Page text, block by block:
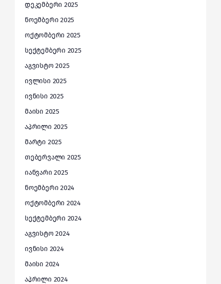
დეკემბერი 2025
ნოემბერი 2025
ოქტომბერი 2025
სექტემბერი 2025
აგვისტო 2025
ივლისი 2025
ივნისი 2025
მაისი 2025
აპრილი 2025
მარტი 2025
თებერვალი 2025
იანვარი 2025
ნოემბერი 2024
ოქტომბერი 2024
სექტემბერი 2024
აგვისტო 2024
ივნისი 2024
მაისი 2024
აპრილი 2024